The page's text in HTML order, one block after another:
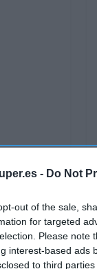
- Do Not
out of the sale,
for targeted
Please note
interest-based ads
to third